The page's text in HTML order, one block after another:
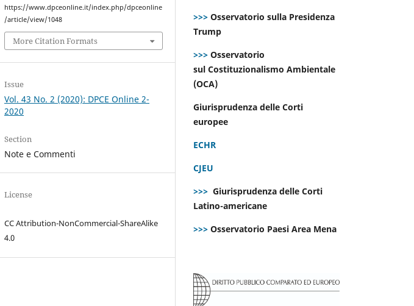
https://www.dpceonline.it/index.php/dpceonline
/article/view/1048
More Citation Formats
Issue
Vol. 43 No. 2 (2020): DPCE Online 2-
2020
Section
Note e Commenti
License
CC Attribution-NonCommercial-ShareAlike
4.0
>>> Osservatorio sulla Presidenza
Trump
>>> Osservatorio
sul Costituzionalismo Ambientale
(OCA)
Giurisprudenza delle Corti
europee
ECHR
CJEU
>>> Giurisprudenza delle Corti
Latino-americane
>>> Osservatorio Paesi Area Mena